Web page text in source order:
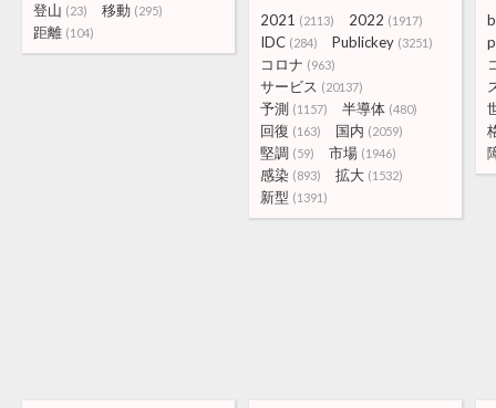
登山 (23) 移動 (295)
距離 (104)
2021 (2113) 2022 (1917)
IDC (284) Publickey (3251)
コロナ (963)
サービス (20137)
予測 (1157) 半導体 (480)
回復 (163) 国内 (2059)
堅調 (59) 市場 (1946)
感染 (893) 拡大 (1532)
新型 (1391)